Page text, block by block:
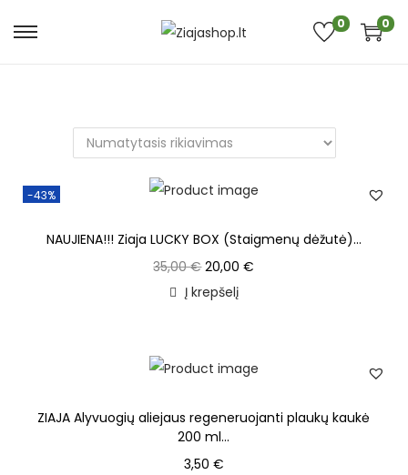
0 0
-43%
NAUJIENA!!! Ziaja LUCKY BOX (Staigmenų dėžutė)...
35,00€ 20,00€
Į krepšelį
ZIAJA Alyvuogių aliejaus regeneruojanti plaukų kaukė
200 ml...
3,50 €